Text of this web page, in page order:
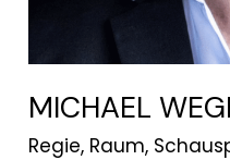
MICHAEL
Regie, Raum,